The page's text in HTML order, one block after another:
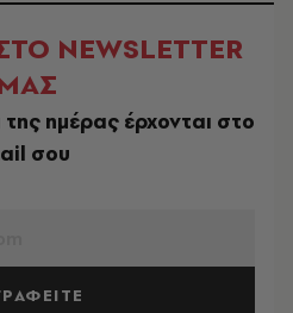
NEWSLETTER
ημέρας έρχονται στο
σου